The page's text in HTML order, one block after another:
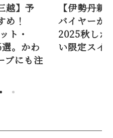
【伊勢丹新宿店】
バイヤーが考案！
2025秋しか買えな
い限定スイーツ7選
【
み
広
ス